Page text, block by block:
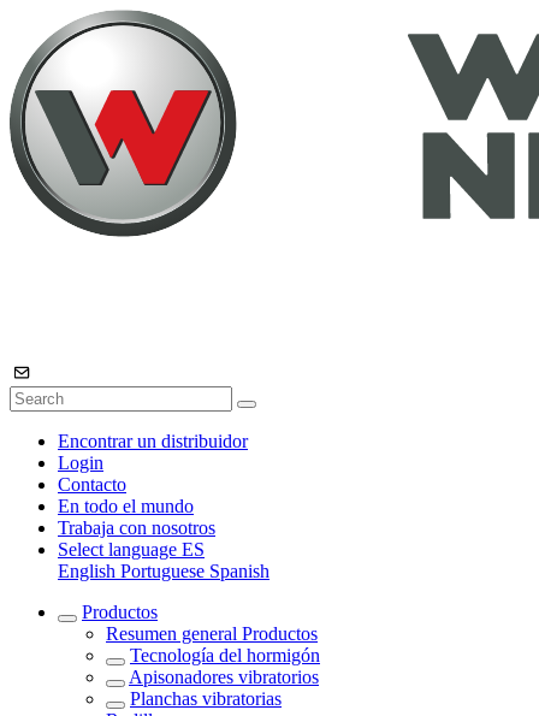
Encontrar un distribuidor
Login
Contacto
En todo el mundo
Trabaja con nosotros
Select language ES
English Portuguese Spanish
Productos
Resumen general Productos
Tecnología del hormigón
Apisonadores vibratorios
Planchas vibratorias